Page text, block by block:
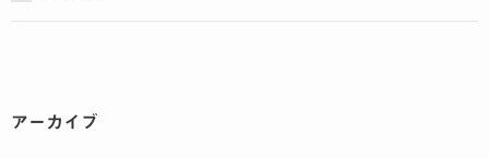
アーカイブ